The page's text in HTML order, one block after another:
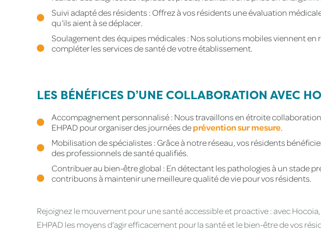
Suivi adapté des résidents : Offrez à vos résidents une évaluation
qu’ils aient à se déplacer.
Soulagement des équipes médicales : Nos solutions mobiles viennent en
compléter les services de santé de votre établissement.
LES BÉNÉFICES D’UNE COLLABORATION AVEC
Accompagnement personnalisé : Nous travaillons en étroite
EHPAD pour organiser des journées deprévention sur mesure.
Mobilisation de spécialistes : Grâce à notre réseau, vos résidents
des professionnels de santé qualifiés.
Contribuer au bien-être global : En détectant les pathologies à un stade
contribuons à maintenir une meilleure qualité de vie pour vos résidents.
Rejoignez le mouvement pour une santé accessible et proactive : avec
EHPAD les moyens d’agir efficacement pour la santé et le bien-être de vos